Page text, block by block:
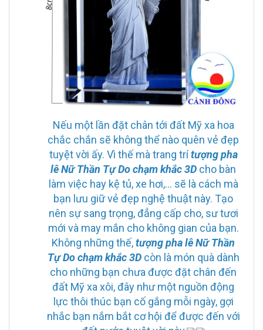
Nếu một lần đặt chân tới đất Mỹ xa hoa
chắc chắn sẽ không thể nào quên vẻ đẹp
tuyệt vời ấy. Vì thế mà trang trítượng pha
lê Nữ Thần Tự Do chạm khắc 3D cho bàn
làm việc hay kệ tủ, xe hơi,… sẽ là cách mà
bạn lưu giữ vẻ đẹp nghệ thuật này. Tạo
nên sự sang trọng, đẳng cấp cho, sư tươi
mới và may mắn cho không gian của bạn.
Không những thế,tượng pha lê Nữ Thần
Tự Do chạm khắc 3D còn là món quà dành
cho những bạn chưa được đặt chân đến
đất Mỹ xa xôi, đây như một nguồn động
lực thôi thúc bạn cố gắng mỗi ngày, gợi
nhắc bạn nắm bắt cơ hội để được đến với